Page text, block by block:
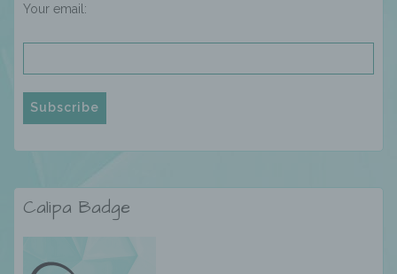
Your email:
Calipa Badge
d) Einschränkung der Verarbeitung
Markierung gespeicherter
personenbezogener Daten mit dem Ziel, ihre
künftige Verarbeitung einzuschränken.
darin besteht, dass diese